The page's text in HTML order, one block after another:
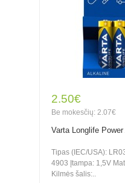
2.50€
Be mokesčių: 2.07€
Varta Longlife
Tipas (IEC/USA):
4903 Įtampa: 1,5V
Kilmės šalis:..